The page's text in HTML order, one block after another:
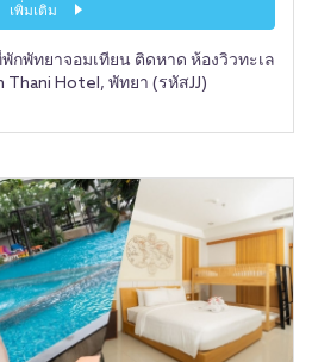
เพิ่มเติม
กพัทยาจอมเทียน ติดหาด ห้องวิวทะเล
Hotel, พัทยา (รหัสJJ)